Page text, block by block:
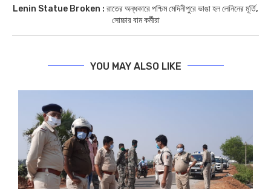
Lenin Statue Broken : রাতের অন্ধকারে পশ্চিম মেদিনীপুরে ভাঙা হল লেনিনের মূর্তি,
সোচ্চার বাম কর্মীরা
YOU MAY ALSO LIKE